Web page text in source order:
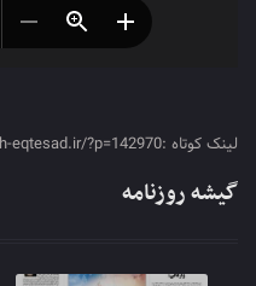
لینک کوتاه :https://sobh-eqtesad.ir/?p=142970
گیشه روزنامه